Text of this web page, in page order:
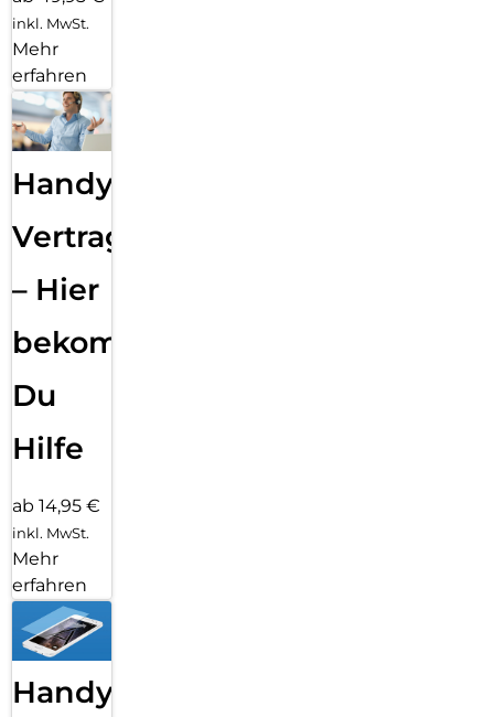
inkl. MwSt.
Mehr
erfahren
Handy
Vertragsabwicklung
– Hier
bekommst
Du
Hilfe
ab 14,95 €
inkl. MwSt.
Mehr
erfahren
Handy